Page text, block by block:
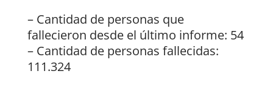
– Cantidad de personas que
fallecieron desde el último informe: 54
– Cantidad de personas fallecidas:
111.324